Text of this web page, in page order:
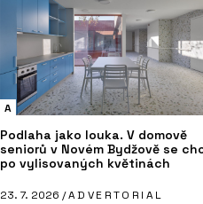
A
Podlaha jako louka. V domově
seniorů v Novém Bydžově se
po vylisovaných květinách
23. 7. 2026 /ADVERTORIAL